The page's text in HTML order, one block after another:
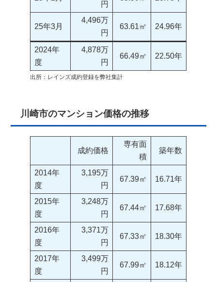
円
25年3月
4,496万
円
63.61㎡ 24.96年
2024年
度
4,878万
円
66.49㎡ 22.50年
出所：レインズ成約登録を弊社集計
川崎市のマンション価格の推移
成約価格
専有面
積
築年数
2014年
度
3,195万
円
67.39㎡ 16.71年
2015年
度
3,248万
円
67.44㎡ 17.68年
2016年
度
3,371万
円
67.33㎡ 18.30年
2017年
度
3,499万
円
67.99㎡ 18.12年